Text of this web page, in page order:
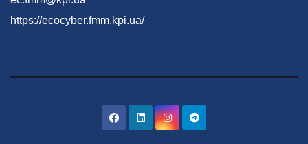
https://ecocyber.fmm.kpi.ua/